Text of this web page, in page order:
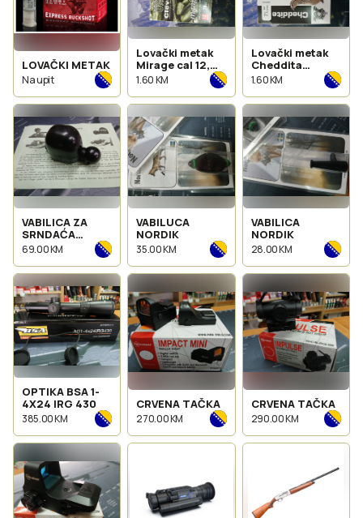
LOVAČKI METAK
Na upit
Lovački metak
Mirage cal 12,
36gr
1.60 KM
Lovački metak
Cheddita
disperzante
1.60 KM
VABILICA ZA
SRNDAĆA
BUTTOLO
69.00 KM
VABILUCA
NORDIK
35.00 KM
VABILICA
NORDIK
28.00 KM
OPTIKA BSA 1-
4X24 IRG 430
385.00 KM
CRVENA TAČKA
270.00 KM
CRVENA TAČKA
290.00 KM